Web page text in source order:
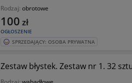
Rodzaj: obrotowe
OGŁOSZENIE
100 zł
SPRZEDAJĄCY: OSOBA PRYWATNA
Zestaw błystek. Zestaw nr 1. 32